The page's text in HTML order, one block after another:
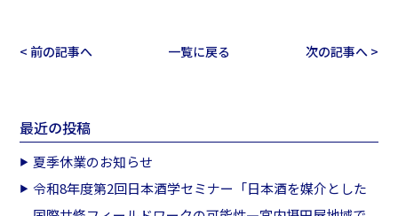
< 前の記事へ 一覧に戻る 次の記事へ >
最近の投稿
夏季休業のお知らせ
令和8年度第2回日本酒学セミナー「日本酒を媒介とした